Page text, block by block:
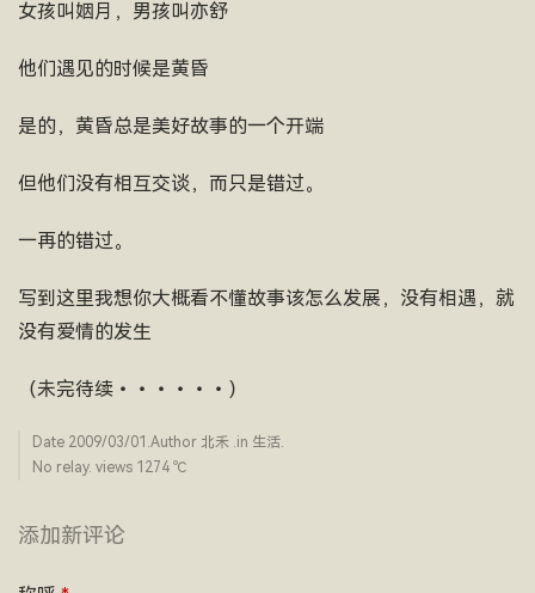
女孩叫姻月，男孩叫亦舒
他们遇见的时候是黄昏
是的，黄昏总是美好故事的一个开端
但他们没有相互交谈，而只是错过。
一再的错过。
写到这里我想你大概看不懂故事该怎么发展，没有相遇，就
没有爱情的发生
（未完待续••••••）
Date 2009/03/01 .Author 北禾 .in 生活.
No relay. views 1274 ­℃
添加新评论